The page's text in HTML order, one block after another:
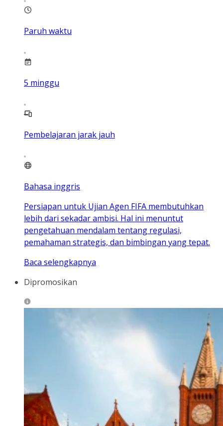
Paruh waktu
5 minggu
Pembelajaran jarak jauh
Bahasa inggris
Persiapan untuk Ujian Agen FIFA membutuhkan
lebih dari sekadar ambisi. Hal ini menuntut
pengetahuan mendalam tentang regulasi,
pemahaman strategis, dan bimbingan yang tepat.
Baca selengkapnya
Dipromosikan